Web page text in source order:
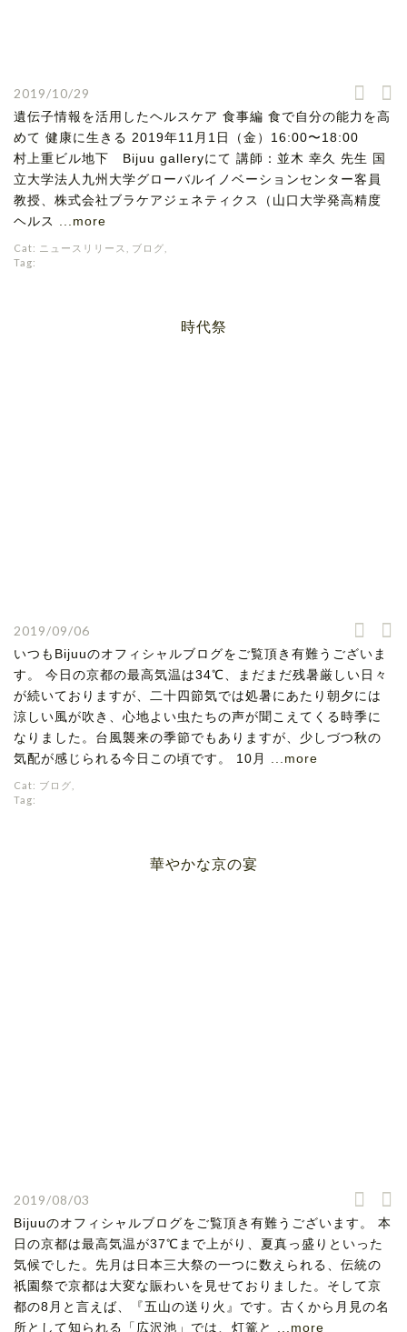
2019/10/29
遺伝子情報を活用したヘルスケア 食事編 食で自分の能力を高
めて 健康に生きる 2019年11月1日（金）16:00〜18:00
村上重ビル地下 Bijuu galleryにて 講師：並木 幸久 先生 国
立大学法人九州大学グローバルイノベーションセンター客員
教授、株式会社ブラケアジェネティクス（山口大学発高精度
ヘルス
...more
Cat: ニュースリリース ブログ
Tag:
時代祭
2019/09/06
いつもBijuuのオフィシャルブログをご覧頂き有難うございま
す。 今日の京都の最高気温は34℃、まだまだ残暑厳しい日々
が続いておりますが、二十四節気では処暑にあたり朝夕には
涼しい風が吹き、心地よい虫たちの声が聞こえてくる時季に
なりました。台風襲来の季節でもありますが、少しづつ秋の
気配が感じられる今日この頃です。 10月
...more
Cat: ブログ
Tag:
華やかな京の宴
2019/08/03
Bijuuのオフィシャルブログをご覧頂き有難うございます。 本
日の京都は最高気温が37℃まで上がり、夏真っ盛りといった
気候でした。先月は日本三大祭の一つに数えられる、伝統の
祇園祭で京都は大変な賑わいを見せておりました。そして京
都の8月と言えば、『五山の送り火』です。古くから月見の名
所として知られる「広沢池」では、灯篭と
...more